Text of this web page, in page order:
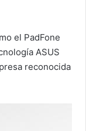
el PadFone
ASUS
reconocida